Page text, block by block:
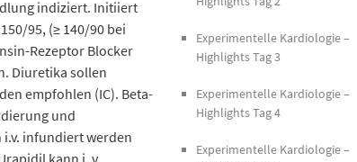
indiziert. Initiiert
95, (≥ 140/90 bei
Rezeptor Blocker
Diuretika sollen
empfohlen (IC). Beta-
und
i.v. infundiert werden
Experimentelle Kardiologie –
Highlights Tag 3
Experimentelle Kardiologie –
Highlights Tag 4
Experimentelle Kardiologie –